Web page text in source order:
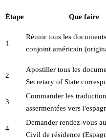
Étape Que faire
1
Réunir tous les
conjoint américain
2
Apostiller tous les
Secretary of State
3
Commander les
assermentées vers
4
Demander rendez-vous
Civil de résidence